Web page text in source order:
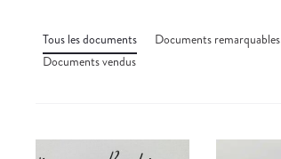
Tous les documents Documents remarquables
Documents vendus